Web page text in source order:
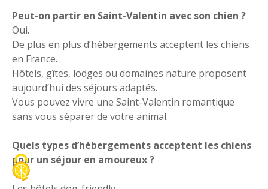
Peut-on partir en Saint-Valentin avec son chien ?
Oui.
De plus en plus d’hébergements acceptent les chiens
en France.
Hôtels, gîtes, lodges ou domaines nature proposent
aujourd’hui des séjours adaptés.
Vous pouvez vivre une Saint-Valentin romantique
sans vous séparer de votre animal.
Quels types d’hébergements acceptent les chiens
pour un séjour en amoureux ?